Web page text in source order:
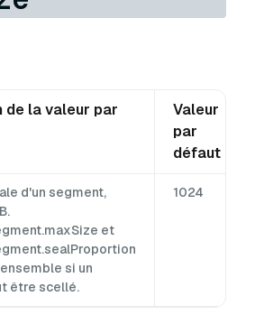
de la valeur par
Valeur
par
défaut
d'un segment,
et
si un
être scellé.
1024